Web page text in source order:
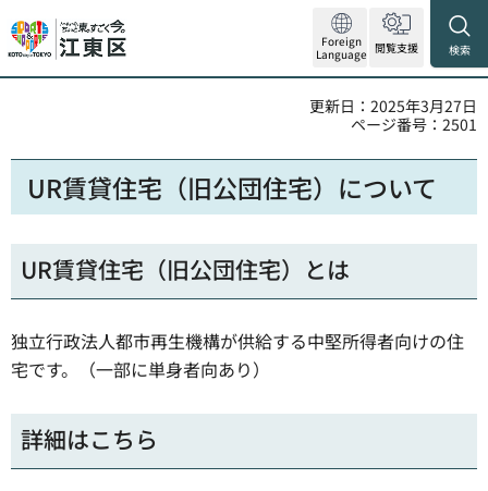
Foreign
Language 閲覧支援 検索
更新日：2025年3月27日
ページ番号：2501
UR賃貸住宅（旧公団住宅）について
UR賃貸住宅（旧公団住宅）とは
独立行政法人都市再生機構が供給する中堅所得者向けの住
宅です。（一部に単身者向あり）
詳細はこちら